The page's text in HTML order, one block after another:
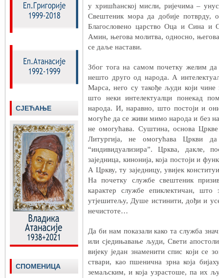
у хришћанској мисли, ријечима –
Свештеник мора да добије потврду,
Благословено царство Оца и Сина и
Амин, његова молитва, односно,
се даље настави.
Због тога на самом почетку желим
нешто друго од народа. А
Марса, него су такође људи који
што неки интелектуалци понекад
народа. И, наравно, што постоји и
могуће да се живи мимо народа и без
не омогућава. Суштина, основа
Литургија, не омогућава Цркви
“индивидуализира”. Црква, дакле,
заједница, кинонија, која постоји и
А Цркву, ту заједницу, увијек
На почетку службе свештеник
карактер службе епиклектичан, што
утјешитељу, Душе истинити, дођи и
нечистоте…
Да би нам показали како та служба
или сједињавање људи, Свети
вијеку један знаменити спис који
ствари, као пшенична зрна која
земаљским, и која узрастоше, па их
СЈЕЋАЊЕ
СПОМЕНИЦА